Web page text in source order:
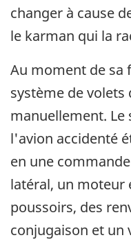
changer à cause
le karman qui la
Au moment de sa
système de volets
manuellement. Le
l'avion accidenté
en une
latéral, un moteur
poussoirs, des
conjugaison et un